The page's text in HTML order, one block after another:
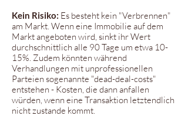
Kein Risiko: Es besteht kein "Verbrennen"
am Markt. Wenn eine Immobilie auf dem
Markt angeboten wird, sinkt ihr Wert
durchschnittlich alle 90 Tage um etwa 10-
15%. Zudem könnten während
Verhandlungen mit unprofessionellen
Parteien sogenannte "dead-deal-costs"
entstehen - Kosten, die dann anfallen
würden, wenn eine Transaktion letztendlich
nicht zustande kommt.